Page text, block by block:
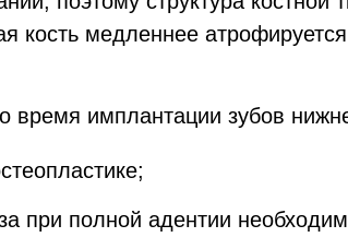
кость медленнее
время имплантации зубов
при полной адентии